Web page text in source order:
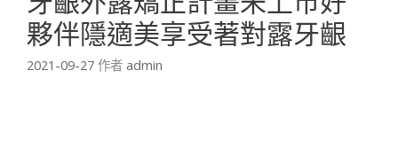
夥伴隱適美享受著對露牙齦
2021-09-27 作者 admin